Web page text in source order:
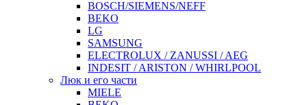
BOSCH/SIEMENS/NEFF
BEKO
LG
SAMSUNG
ELECTROLUX / ZANUSSI / AEG
INDESIT / ARISTON / WHIRLPOOL
Люк и его части
MIELE